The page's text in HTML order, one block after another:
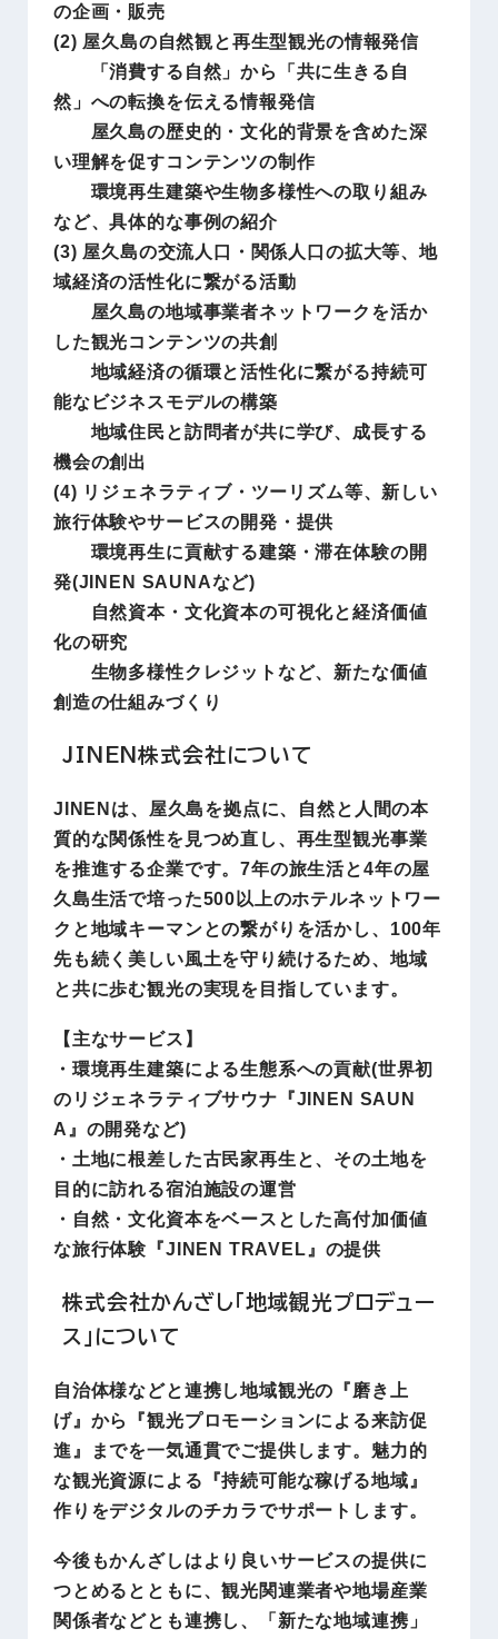
の企画・販売
(2) 屋久島の自然観と再生型観光の情報発信
「消費する自然」から「共に生きる自
然」への転換を伝える情報発信
屋久島の歴史的・文化的背景を含めた深
い理解を促すコンテンツの制作
環境再生建築や生物多様性への取り組み
など、具体的な事例の紹介
(3) 屋久島の交流人口・関係人口の拡大等、地
域経済の活性化に繋がる活動
屋久島の地域事業者ネットワークを活か
した観光コンテンツの共創
地域経済の循環と活性化に繋がる持続可
能なビジネスモデルの構築
地域住民と訪問者が共に学び、成長する
機会の創出
(4) リジェネラティブ・ツーリズム等、新しい
旅行体験やサービスの開発・提供
環境再生に貢献する建築・滞在体験の開
発(JINEN SAUNAなど)
自然資本・文化資本の可視化と経済価値
化の研究
生物多様性クレジットなど、新たな価値
創造の仕組みづくり
JINEN株式会社について
JINENは、屋久島を拠点に、自然と人間の本
質的な関係性を見つめ直し、再生型観光事業
を推進する企業です。7年の旅生活と4年の屋
久島生活で培った500以上のホテルネットワー
クと地域キーマンとの繋がりを活かし、100年
先も続く美しい風土を守り続けるため、地域
と共に歩む観光の実現を目指しています。
【主なサービス】
・環境再生建築による生態系への貢献(世界初
のリジェネラティブサウナ『JINEN SAUN
A』の開発など)
・土地に根差した古民家再生と、その土地を
目的に訪れる宿泊施設の運営
・自然・文化資本をベースとした高付加価値
な旅行体験『JINEN TRAVEL』の提供
株式会社かんざし「地域観光プロデュー
ス」について
自治体様などと連携し地域観光の『磨き上
げ』から『観光プロモーションによる来訪促
進』までを一気通貫でご提供します。魅力的
な観光資源による『持続可能な稼げる地域』
作りをデジタルのチカラでサポートします。
今後もかんざしはより良いサービスの提供に
つとめるとともに、観光関連業者や地場産業
関係者などとも連携し、「新たな地域連携」